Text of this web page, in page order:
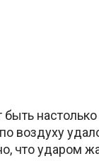
настолько
воздуху
что ударом